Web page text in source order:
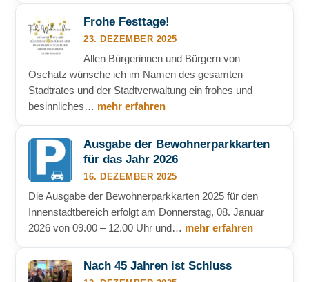
Frohe Festtage!
23. DEZEMBER 2025
Allen Bürgerinnen und Bürgern von
Oschatz wünsche ich im Namen des gesamten
Stadtrates und der Stadtverwaltung ein frohes und
besinnliches… mehr erfahren
Ausgabe der Bewohnerparkkarten
für das Jahr 2026
16. DEZEMBER 2025
Die Ausgabe der Bewohnerparkkarten 2025 für den
Innenstadtbereich erfolgt am Donnerstag, 08. Januar
2026 von 09.00 – 12.00 Uhr und… mehr erfahren
Nach 45 Jahren ist Schluss